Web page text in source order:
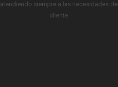
atendiendo siempre a las necesidades del
cliente.